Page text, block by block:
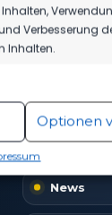
Verbesserung
Inhalten.
Quellen,
Optionen
Home
News